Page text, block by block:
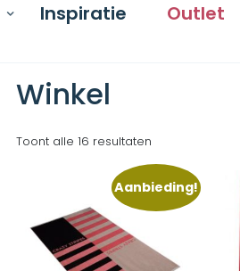
Inspiratie Outlet
Winkel
Toont alle 16 resultaten
Aanbieding!